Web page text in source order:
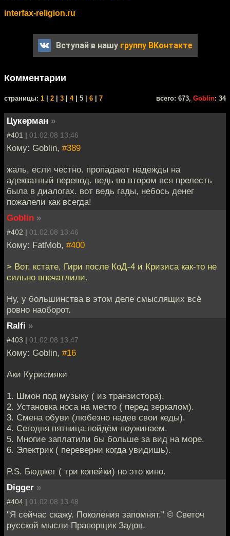
interfax-religion.ru
Вступай в нашу группу ВКонтакте
Комментарии
cтраницы: 1 2 3 4| 5 | 6 7 всего: 673, Goblin: 34
Цукерман »
#401 | 01.02.08 13:46
Кому: Goblin, #389
жаль, если честно. пропадают надежды на
адекватный перевод. ведь во втором вся прелесть
была в диалогах. вот ведь гады, небось денег
пожалели как всегда!
Goblin »
#402 | 01.02.08 13:46
Кому: FatMob, #400
> Вот, кстате, Гири после КоД-4 и Кризиса как-то не
сильно впечатлили.
Ну, у большинства в этом деле смыслящих всё
ровно наоборот.
Ralfi »
#403 | 01.02.08 13:47
Кому: Goblin, #16
Аки Курисмяки
1. Шмон под музыку ( из транзистора).
2. Установка носа на место ( перед зеркалом).
3. Смена обуви (любезно надев свои кеды).
4. Сегодня пятница,пойдём поужинаем.
5. Многие заплатили бы больше за вид на море.
6. Электрик ( переверни когда увидишь).
P.S. Бюджет ( три копейки) но это кино.
Digger »
#404 | 01.02.08 13:48
"Я сейчас скажу. Поколения запомнят." © Светоч
русской мысли Прапорщик Задов.